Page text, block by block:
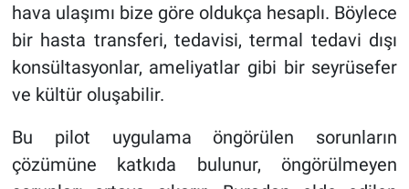
hava ulaşımı bize göre oldukça hesaplı. Böylece
bir hasta transferi, tedavisi, termal tedavi dışı
konsültasyonlar, ameliyatlar gibi bir seyrüsefer
ve kültür oluşabilir.
Bu pilot uygulama öngörülen sorunların
çözümüne katkıda bulunur, öngörülmeyen